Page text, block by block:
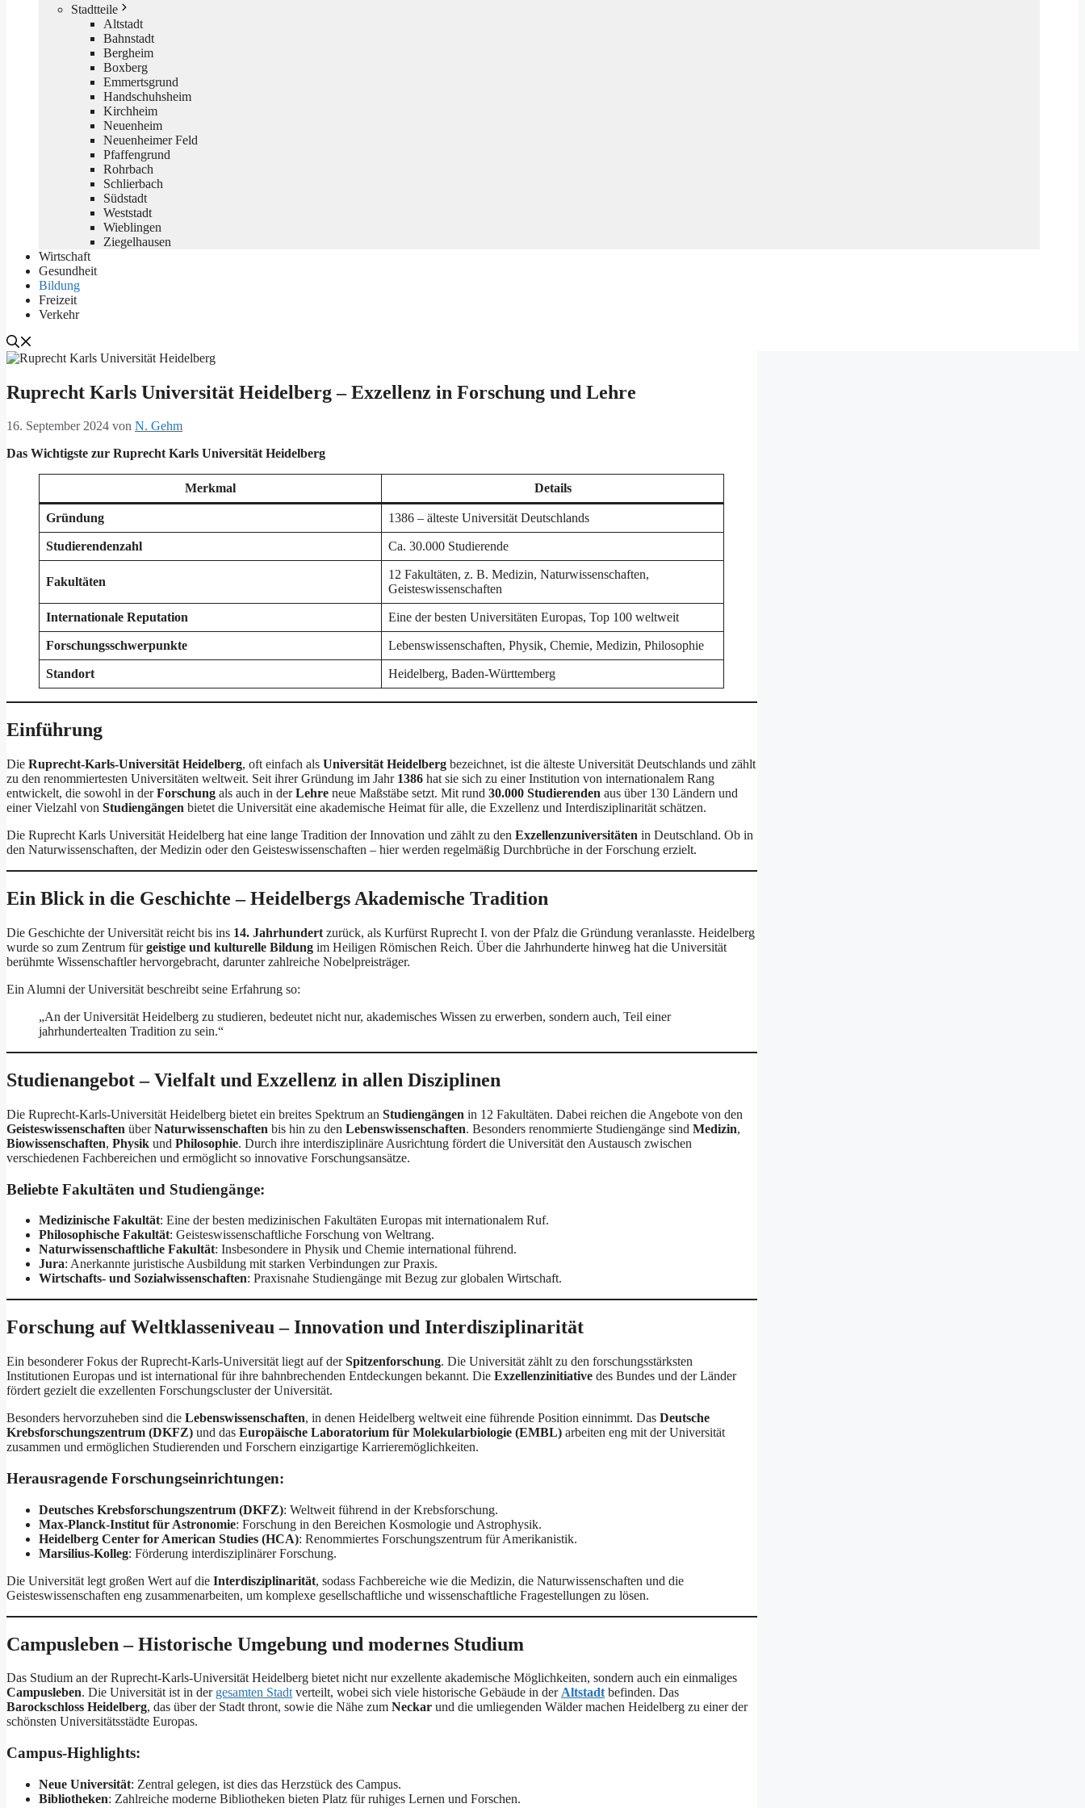
Stadtteile
Altstadt
Bahnstadt
Bergheim
Boxberg
Emmertsgrund
Handschuhsheim
Kirchheim
Neuenheim
Neuenheimer Feld
Pfaffengrund
Rohrbach
Schlierbach
Südstadt
Weststadt
Wieblingen
Ziegelhausen
Wirtschaft
Gesundheit
Bildung
Freizeit
Verkehr
Ruprecht Karls Universität Heidelberg – Exzellenz in Forschung und Lehre
16. September 2024 von N. Gehm
Das Wichtigste zur Ruprecht Karls Universität Heidelberg
Merkmal Details
Gründung 1386 – älteste Universität Deutschlands
Studierendenzahl Ca. 30.000 Studierende
Fakultäten
12 Fakultäten, z. B. Medizin, Naturwissenschaften,
Geisteswissenschaften
Internationale Reputation Eine der besten Universitäten Europas, Top 100 weltweit
Forschungsschwerpunkte Lebenswissenschaften, Physik, Chemie, Medizin, Philosophie
Standort Heidelberg, Baden-Württemberg
Einführung
Die Ruprecht-Karls-Universität Heidelberg, oft einfach als Universität Heidelberg bezeichnet, ist die älteste Universität Deutschlands und zählt
zu den renommiertesten Universitäten weltweit. Seit ihrer Gründung im Jahr 1386 hat sie sich zu einer Institution von internationalem Rang
entwickelt, die sowohl in derForschung als auch in derLehre neue Maßstäbe setzt. Mit rund 30.000 Studierenden aus über 130 Ländern und
einer Vielzahl von Studiengängen bietet die Universität eine akademische Heimat für alle, die Exzellenz und Interdisziplinarität schätzen.
Die Ruprecht Karls Universität Heidelberg hat eine lange Tradition der Innovation und zählt zu den Exzellenzuniversitäten in Deutschland. Ob in
den Naturwissenschaften, der Medizin oder den Geisteswissenschaften – hier werden regelmäßig Durchbrüche in der Forschung erzielt.
Ein Blick in die Geschichte – Heidelbergs Akademische Tradition
Die Geschichte der Universität reicht bis ins 14. Jahrhundert zurück, als Kurfürst Ruprecht I. von der Pfalz die Gründung veranlasste. Heidelberg
wurde so zum Zentrum fürgeistige und kulturelle Bildung im Heiligen Römischen Reich. Über die Jahrhunderte hinweg hat die Universität
berühmte Wissenschaftler hervorgebracht, darunter zahlreiche Nobelpreisträger.
Ein Alumni der Universität beschreibt seine Erfahrung so:
„An der Universität Heidelberg zu studieren, bedeutet nicht nur, akademisches Wissen zu erwerben, sondern auch, Teil einer
jahrhundertealten Tradition zu sein.“
Studienangebot – Vielfalt und Exzellenz in allen Disziplinen
Die Ruprecht-Karls-Universität Heidelberg bietet ein breites Spektrum an Studiengängen in 12 Fakultäten. Dabei reichen die Angebote von den
Geisteswissenschaften überNaturwissenschaften bis hin zu den Lebenswissenschaften. Besonders renommierte Studiengänge sind Medizin,
Biowissenschaften, Physik und Philosophie. Durch ihre interdisziplinäre Ausrichtung fördert die Universität den Austausch zwischen
verschiedenen Fachbereichen und ermöglicht so innovative Forschungsansätze.
Beliebte Fakultäten und Studiengänge:
Medizinische Fakultät: Eine der besten medizinischen Fakultäten Europas mit internationalem Ruf.
Philosophische Fakultät: Geisteswissenschaftliche Forschung von Weltrang.
Naturwissenschaftliche Fakultät: Insbesondere in Physik und Chemie international führend.
Jura: Anerkannte juristische Ausbildung mit starken Verbindungen zur Praxis.
Wirtschafts- und Sozialwissenschaften: Praxisnahe Studiengänge mit Bezug zur globalen Wirtschaft.
Forschung auf Weltklasseniveau – Innovation und Interdisziplinarität
Ein besonderer Fokus der Ruprecht-Karls-Universität liegt auf derSpitzenforschung. Die Universität zählt zu den forschungsstärksten
Institutionen Europas und ist international für ihre bahnbrechenden Entdeckungen bekannt. Die Exzellenzinitiative des Bundes und der Länder
fördert gezielt die exzellenten Forschungscluster der Universität.
Besonders hervorzuheben sind die Lebenswissenschaften, in denen Heidelberg weltweit eine führende Position einnimmt. Das Deutsche
Krebsforschungszentrum (DKFZ) und das Europäische Laboratorium für Molekularbiologie (EMBL) arbeiten eng mit der Universität
zusammen und ermöglichen Studierenden und Forschern einzigartige Karrieremöglichkeiten.
Herausragende Forschungseinrichtungen:
Deutsches Krebsforschungszentrum (DKFZ): Weltweit führend in der Krebsforschung.
Max-Planck-Institut für Astronomie: Forschung in den Bereichen Kosmologie und Astrophysik.
Heidelberg Center for American Studies (HCA): Renommiertes Forschungszentrum für Amerikanistik.
Marsilius-Kolleg: Förderung interdisziplinärer Forschung.
Die Universität legt großen Wert auf die Interdisziplinarität, sodass Fachbereiche wie die Medizin, die Naturwissenschaften und die
Geisteswissenschaften eng zusammenarbeiten, um komplexe gesellschaftliche und wissenschaftliche Fragestellungen zu lösen.
Campusleben – Historische Umgebung und modernes Studium
Das Studium an der Ruprecht-Karls-Universität Heidelberg bietet nicht nur exzellente akademische Möglichkeiten, sondern auch ein einmaliges
Campusleben. Die Universität ist in der gesamten Stadtverteilt, wobei sich viele historische Gebäude in derAltstadtbefinden. Das
Barockschloss Heidelberg, das über der Stadt thront, sowie die Nähe zum Neckar und die umliegenden Wälder machen Heidelberg zu einer der
schönsten Universitätsstädte Europas.
Campus-Highlights:
Neue Universität: Zentral gelegen, ist dies das Herzstück des Campus.
Bibliotheken: Zahlreiche moderne Bibliotheken bieten Platz für ruhiges Lernen und Forschen.